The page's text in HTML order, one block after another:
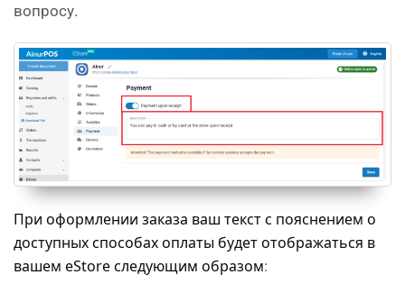
вопросу.
При оформлении заказа ваш текст с пояснением о
доступных способах оплаты будет отображаться в
вашем eStore следующим образом: